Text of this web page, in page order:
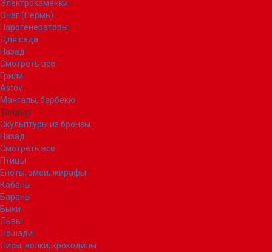
Электрокаменки
Очаг (Пермь)
Парогенераторы
Для сада
Назад
Смотреть все
Грили
Astov
Мангалы, барбекю
Тандыр
Скульптуры из бронзы
Назад
Смотреть все
Птицы
Еноты, змеи, жирафы
Кабаны
Бараны
Быки
Львы
Лошади
Лисы, волки, крокодилы